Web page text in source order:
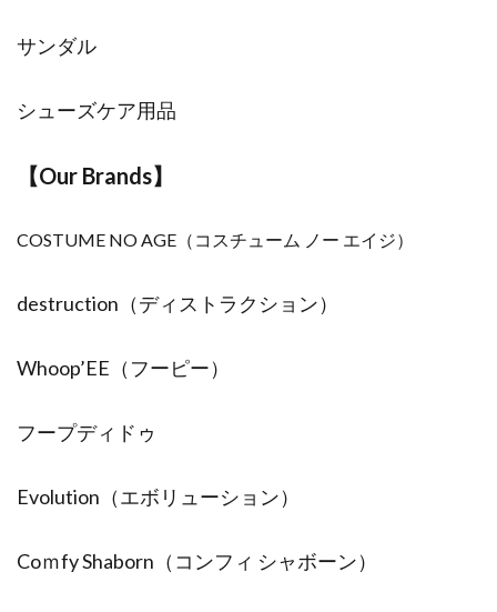
サンダル
シューズケア用品
【Our Brands】
COSTUME NO AGE （コスチューム ノー エイジ）
destruction（ディストラクション）
Whoop’EE（フーピー）
フープディドゥ
Evolution（エボリューション）
Coｍfy Shaborn（コンフィ シャボーン）